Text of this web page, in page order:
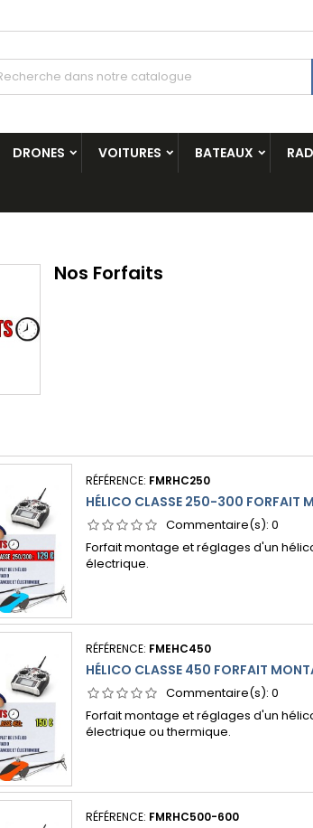
DRONES VOITURES BATEAUX
Nos Forfaits
RÉFÉRENCE: FMRHC250
HÉLICO CLASSE 250-300 FORFAIT
Commentaire(s): 0
Forfait montage et réglages d'un
électrique.
RÉFÉRENCE: FMEHC450
HÉLICO CLASSE 450 FORFAIT
Commentaire(s): 0
Forfait montage et réglages d'un
électrique ou thermique.
RÉFÉRENCE: FMRHC500-600